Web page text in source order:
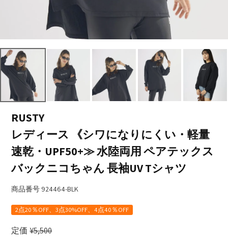
RUSTY
レディース 《シワになりにくい・軽量
速乾・UPF50+≫ 水陸両用 ペアテックス
バックニコちゃん 長袖UV Tシャツ
商品番号 924464-BLK
2点20％OFF、3点30%OFF、4点40％OFF
定価 ¥5,500